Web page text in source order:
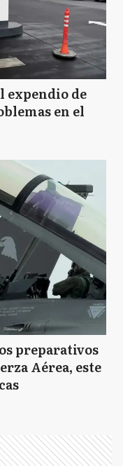
expendio de
en el
preparativos
Aérea, este